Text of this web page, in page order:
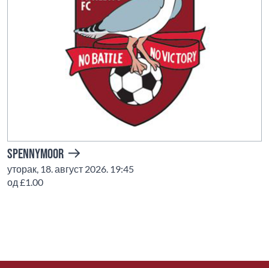
Spennymoor
уторак, 18. август 2026. 19:45
од £1.00